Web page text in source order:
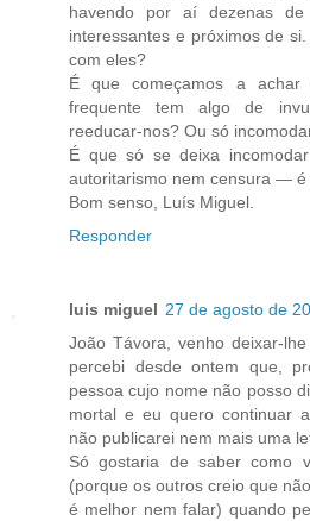
havendo por aí dezenas de
interessantes e próximos de
com eles?
É que começamos a
frequente tem algo de
reeducar-nos? Ou só
É que só se deixa
autoritarismo nem censura — é
Bom senso, Luís Miguel.
Responder
luis miguel 27 de agosto de
João Távora, venho deixar-
percebi desde ontem que,
pessoa cujo nome não posso
mortal e eu quero continuar
não publicarei nem mais uma
Só gostaria de saber como
(porque os outros creio que
é melhor nem falar) quando